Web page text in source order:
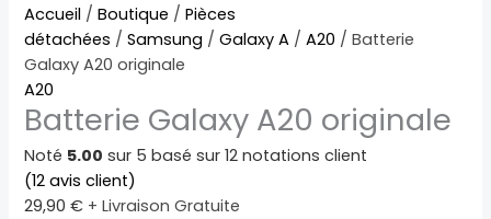
Accueil /Boutique /Pièces
détachées /Samsung /Galaxy A /A20 / Batterie
Galaxy A20 originale
A20
Batterie Galaxy A20 originale
Noté 5.00 sur 5 basé sur12 notations client
(12 avis client)
29,90€ + Livraison Gratuite
quantité
de
Batterie
Galaxy
A20